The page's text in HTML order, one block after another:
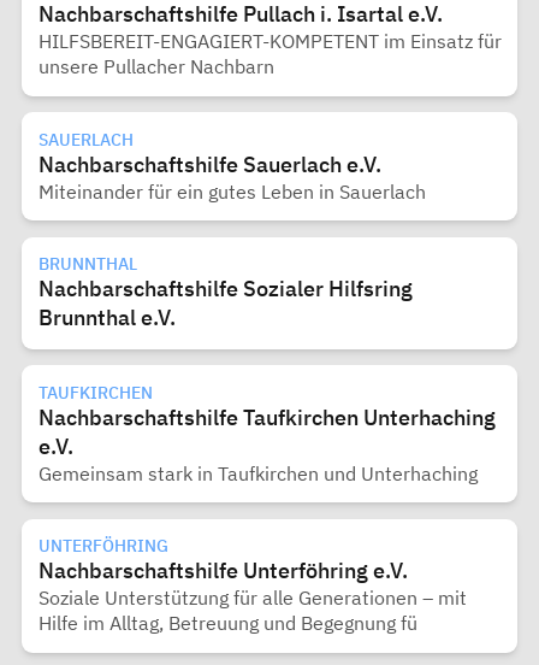
Nachbarschaftshilfe Pullach i. Isartal e.V.
HILFSBEREIT-ENGAGIERT-KOMPETENT im Einsatz für
unsere Pullacher Nachbarn
SAUERLACH
Nachbarschaftshilfe Sauerlach e.V.
Miteinander für ein gutes Leben in Sauerlach
BRUNNTHAL
Nachbarschaftshilfe Sozialer Hilfsring
Brunnthal e.V.
TAUFKIRCHEN
Nachbarschaftshilfe Taufkirchen Unterhaching
e.V.
Gemeinsam stark in Taufkirchen und Unterhaching
UNTERFÖHRING
Nachbarschaftshilfe Unterföhring e.V.
Soziale Unterstützung für alle Generationen – mit
Hilfe im Alltag, Betreuung und Begegnung fü